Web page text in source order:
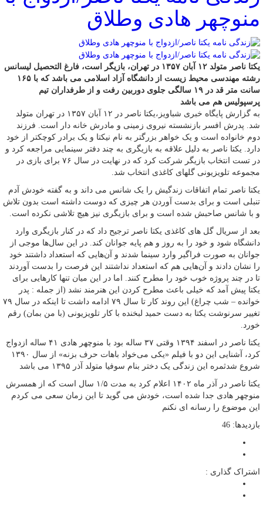
منوچهر هادی وطلاق
یکتا ناصر متولد ۱۲ آبان ۱۳۵۷ در تهران، بازیگر است، فارغ التحصیل لیسانس
رشته مهندسی محیط زیست از دانشگاه آزاد اسلامی می باشد که با ۱۶۵
سانت متر قد در ۱۹ سالگی جلوی دوربین رفت و از طرفداران تیم
پرسپولیس هم می باشد
به گزارش پایگاه خبری شباویز،یکتا ناصر در ۱۲ آبان ۱۳۵۷ در تهران متولد
شد. پدرش افسر بازنشسته نیروی زمینی و مادرش خانه دار است. فرزند
دوم خانواده است و یک خواهر بزرگتر به نام نیکتا و یک برادر کوچکتر از خود
دارد. یکتا ناصر به دلیل علاقه به بازیگری به چند دفتر سینمایی مراجعه کرد و
در تست انتخاب بازیگر شرکت کرد که در نهایت در سال ۷۶ برای بازی در
مجموعه تلویزیونی گلهای کاغذی انتخاب شد.
یکتا ناصر تمام اتفاقات زندگیش را یک شانس می داند و به گفته خودش آدم
تنبلی است و برای بدست آوردن هر چیزی که دوست داشته است بدون تلاش
و با شانس صاحبش شده است و برای بازیگری نیز هیچ تلاشی نکرده است.
بعد از سریال گل های کاغذی یکتا ناصر ترجیح داد که در کنار بازیگری وارد
دانشگاه شود و خود را به روز و هم پایه جوانان کند. در این سال‌ها موجی از
جوانان به صورت فراگیر وارد سینما شدند و آن‌هایی که استعداد داشتند خود
را نشان دادند و آن‌هایی هم که استعداد نداشتند این فرصت را بدست آوردند
تا در چند پروژه خوب خود را مطرح کنند. اما در این میان تنها کارهایی برای
یکتا پیش آمد که خیلی باعث مطرح کردن این هنرمند نشد (از جمله : پدر
خوانده – شب چراغ) این روند کار تا سال ۷۹ ادامه داشت تا اینکه در سال ۷۹
تغییر سرنوشت یکتا به دست حمید لبخنده با کار تلویزیونی (با من بمان) رقم
خورد.
یکتا ناصر در اسفند ۱۳۹۴ وقتی ۳۷ ساله بود با منوچهر هادی ۴۱ ساله ازدواج
کرد، آشنایی این دو با فیلم «یکی می‌خواد باهات حرف بزنه» از سال ۱۳۹۰
شروع شدثمره این زندگی یک دختر بنام سوفیا متولد آذر ۱۳۹۵ می باشد
یکتا ناصر در آذر ماه ۱۴۰۲ اعلام کرد به مدت ۱/۵ سال است که از همسرش
منوچهر هادی جدا شده است، خودش می گوید تا این زمان سعی می کردم
این موضوع را رسانه ای نکنم
بازدیدها: 46
اشتراک گذاری :